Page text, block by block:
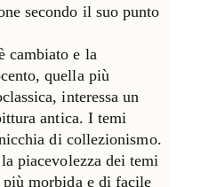
secondo il suo punto
cambiato e la
quella più
interessa un
antica. I temi
di collezionismo.
piacevolezza dei temi
più morbida e di facile